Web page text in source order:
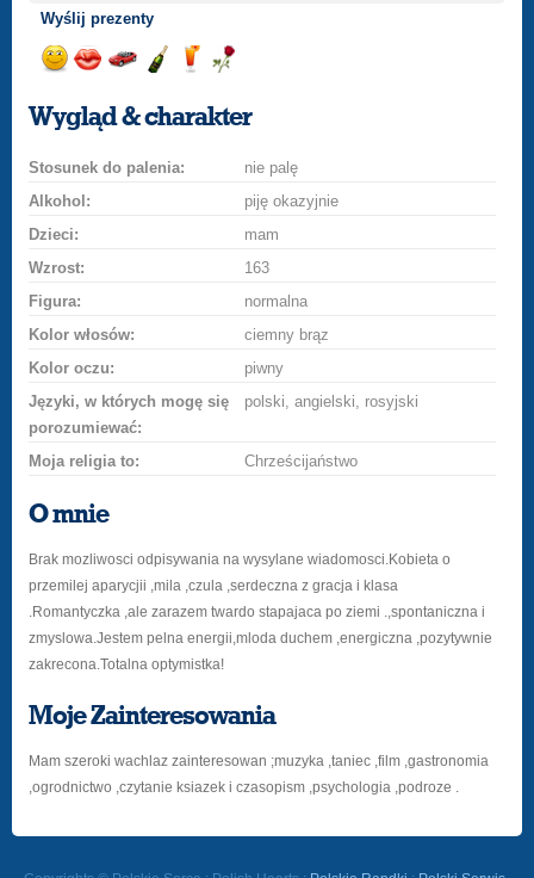
Wyślij prezenty
uśmiech
buziakasamochodem
szampana
drinka
różę
Wygląd & charakter
Stosunek do palenia:
nie palę
Alkohol:
piję okazyjnie
Dzieci:
mam
Wzrost:
163
Figura:
normalna
Kolor włosów:
ciemny brąz
Kolor oczu:
piwny
Języki, w których mogę się
porozumiewać:
polski, angielski, rosyjski
Moja religia to: Chrześcijaństwo
O mnie
Brak mozliwosci odpisywania na wysylane wiadomosci.Kobieta o
przemilej aparycjii ,mila ,czula ,serdeczna z gracja i klasa
.Romantyczka ,ale zarazem twardo stapajaca po ziemi .,spontaniczna i
zmyslowa.Jestem pelna energii,mloda duchem ,energiczna ,pozytywnie
zakrecona.Totalna optymistka!
Moje Zainteresowania
Mam szeroki wachlaz zainteresowan ;muzyka ,taniec ,film ,gastronomia
,ogrodnictwo ,czytanie ksiazek i czasopism ,psychologia ,podroze .